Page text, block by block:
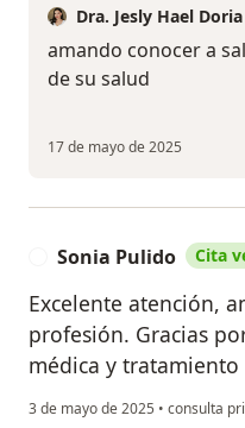
Dra. Jesly Hael
amando conocer a
de su salud
17 de mayo de 2025
Sonia Pulido Cita
Excelente atención,
profesión. Gracias
médica y tratamiento
3 de mayo de 2025 • consulta